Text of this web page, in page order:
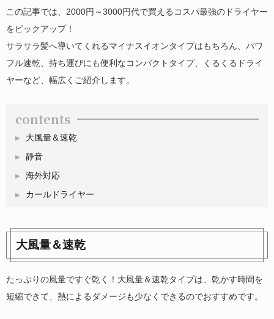
この記事では、2000円～3000円代で買えるコスパ最強のドライヤー
をピックアップ！
サラサラ髪へ導いてくれるマイナスイオンタイプはもちろん、パワ
フル速乾、持ち運びにも便利なコンパクトタイプ、くるくるドライ
ヤーなど、幅広くご紹介します。
contents
大風量＆速乾
静音
海外対応
カールドライヤー
大風量＆速乾
たっぷりの風量ですぐ乾く！大風量＆速乾タイプは、乾かす時間を
短縮できて、熱によるダメージも少なくできるのでおすすめです。